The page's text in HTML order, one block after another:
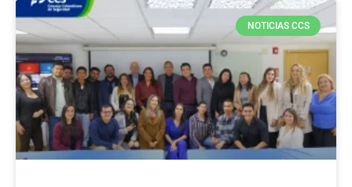
NOTICIAS CCS